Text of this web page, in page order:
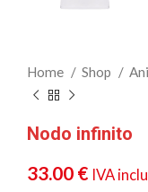
Home Shop
Nodo infinito
33.00 € IVA